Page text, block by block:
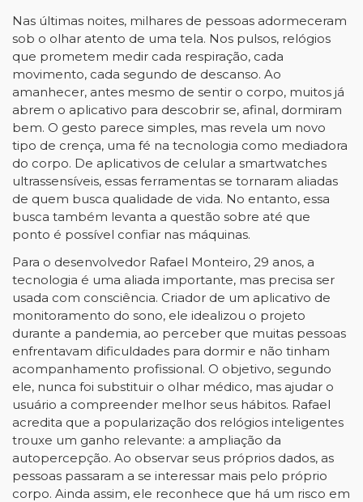
Nas últimas noites, milhares de pessoas adormeceram
sob o olhar atento de uma tela. Nos pulsos, relógios
que prometem medir cada respiração, cada
movimento, cada segundo de descanso. Ao
amanhecer, antes mesmo de sentir o corpo, muitos já
abrem o aplicativo para descobrir se, afinal, dormiram
bem. O gesto parece simples, mas revela um novo
tipo de crença, uma fé na tecnologia como mediadora
do corpo. De aplicativos de celular a smartwatches
ultrassensíveis, essas ferramentas se tornaram aliadas
de quem busca qualidade de vida. No entanto, essa
busca também levanta a questão sobre até que
ponto é possível confiar nas máquinas.
Para o desenvolvedor Rafael Monteiro, 29 anos, a
tecnologia é uma aliada importante, mas precisa ser
usada com consciência. Criador de um aplicativo de
monitoramento do sono, ele idealizou o projeto
durante a pandemia, ao perceber que muitas pessoas
enfrentavam dificuldades para dormir e não tinham
acompanhamento profissional. O objetivo, segundo
ele, nunca foi substituir o olhar médico, mas ajudar o
usuário a compreender melhor seus hábitos. Rafael
acredita que a popularização dos relógios inteligentes
trouxe um ganho relevante: a ampliação da
autopercepção. Ao observar seus próprios dados, as
pessoas passaram a se interessar mais pelo próprio
corpo. Ainda assim, ele reconhece que há um risco em